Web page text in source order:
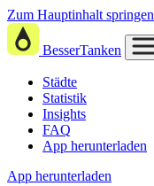
Zum Hauptinhalt springen
BesserTanken
Städte
Statistik
Insights
FAQ
App herunterladen
App herunterladen